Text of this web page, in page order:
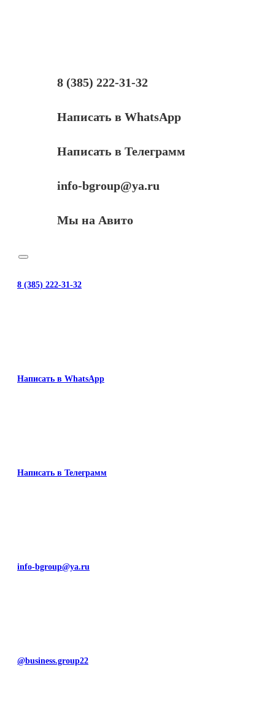
L1110,3100,3101,8 (385) 222-31-32
Написать в WhatsApp
Написать в Телеграмм
info-bgroup@ya.ru
Мы на Авито
8 (385) 222-31-32
Написать в WhatsApp
Написать в Телеграмм
info-bgroup@ya.ru
@business.group22